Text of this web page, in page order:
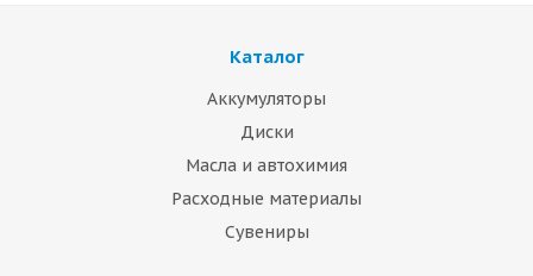
Каталог
Аккумуляторы
Диски
Масла и автохимия
Расходные материалы
Сувениры